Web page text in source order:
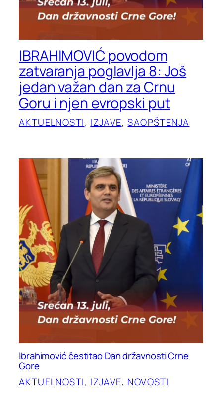
IBRAHIMOVIĆ povodom
zatvaranja poglavlja 8: Još
jedan važan dan za Crnu
Goru i njen evropski put
AKTUELNOSTI, IZJAVE, SAOPŠTENJA
Ibrahimović čestitao Dan državnosti Crne
Gore
AKTUELNOSTI, IZJAVE, NOVOSTI